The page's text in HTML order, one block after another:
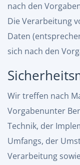
nach den
Die Verarbeitung
Daten
sich nach den
Wir treffen nach
Vorgabenunter
Technik, der
Umfangs, der
Verarbeitung